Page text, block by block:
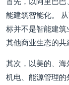
能建筑智能化。
标并不是智能建
其他商业生态的共
其次，以美的、
机电、能源管理